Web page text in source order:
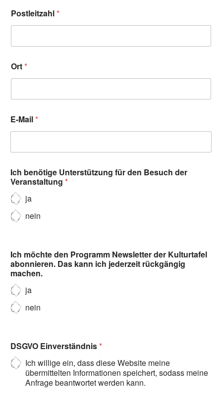
Postleitzahl*
Ort*
E-Mail*
Ich benötige Unterstützung für den Besuch der
Veranstaltung *
ja
nein
Ich möchte den Programm Newsletter der Kulturtafel
abonnieren. Das kann ich jederzeit rückgängig
machen.
ja
nein
DSGVO Einverständnis*
Ich willige ein, dass diese Website meine
übermittelten Informationen speichert, sodass meine
Anfrage beantwortet werden kann.